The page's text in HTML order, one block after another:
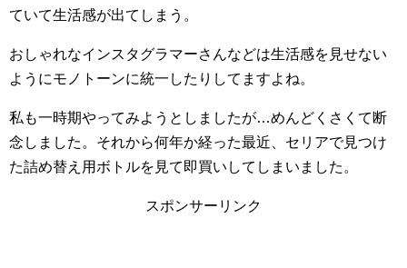
ていて生活感が出てしまう。
おしゃれなインスタグラマーさんなどは生活感を見せない
ようにモノトーンに統一したりしてますよね。
私も一時期やってみようとしましたが…めんどくさくて断
念しました。それから何年か経った最近、セリアで見つけ
た詰め替え用ボトルを見て即買いしてしまいました。
スポンサーリンク